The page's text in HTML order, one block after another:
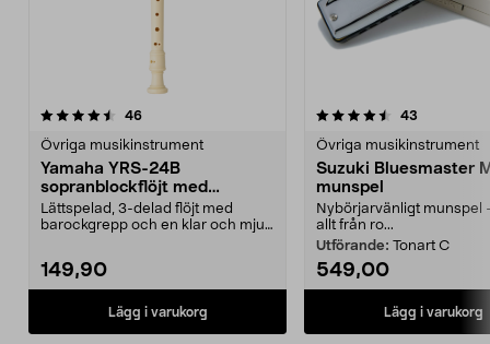
46recensioner
Övriga musikinstrument
Yamaha YRS-24B
sopranblockflöjt med
barockgrepp
Lättspelad, 3-delad flöjt med
barockgrepp och en klar och mjuk
149,90
Lägg i varukorg
4.5 av 5 stjärnor 43
Övriga musikinstrument
Suzuki Bluesmaster
munspel
Nybörjarvänligt munspel
allt från ro...
Utförande: Tonart C
549,00
Lägg i varukorg
4.5 av 5 stjärnor